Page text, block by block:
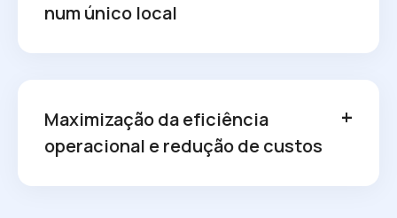
num único local
Maximização da eficiência
operacional e redução de custos